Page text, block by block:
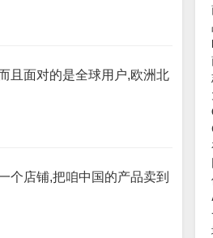
且面对的是全球用户,欧洲北
个店铺,把咱中国的产品卖到